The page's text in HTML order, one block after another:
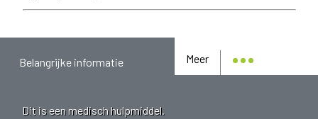
Meer
Belangrijke informatie
Dit is een medisch hulpmiddel.